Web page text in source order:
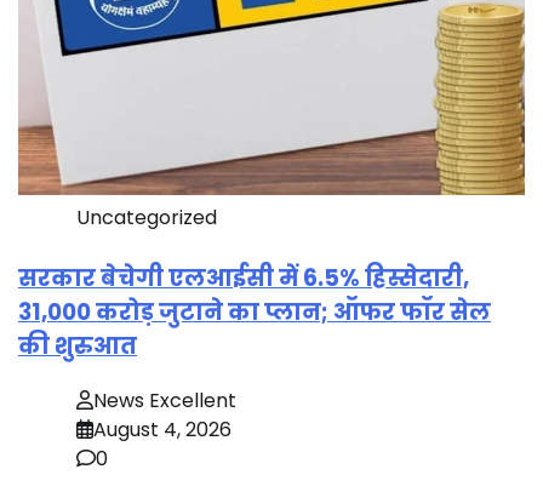
Uncategorized
सरकार बेचेगी एलआईसी में 6.5% हिस्सेदारी,
31,000 करोड़ जुटाने का प्लान; ऑफर फॉर सेल
की शुरुआत
News Excellent
August 4, 2026
0